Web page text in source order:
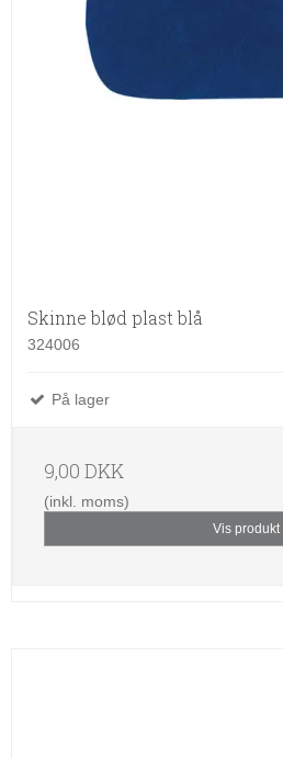
Skinne blød plast blå
324006
På lager
9,00 DKK
(inkl. moms)
Vis produkt